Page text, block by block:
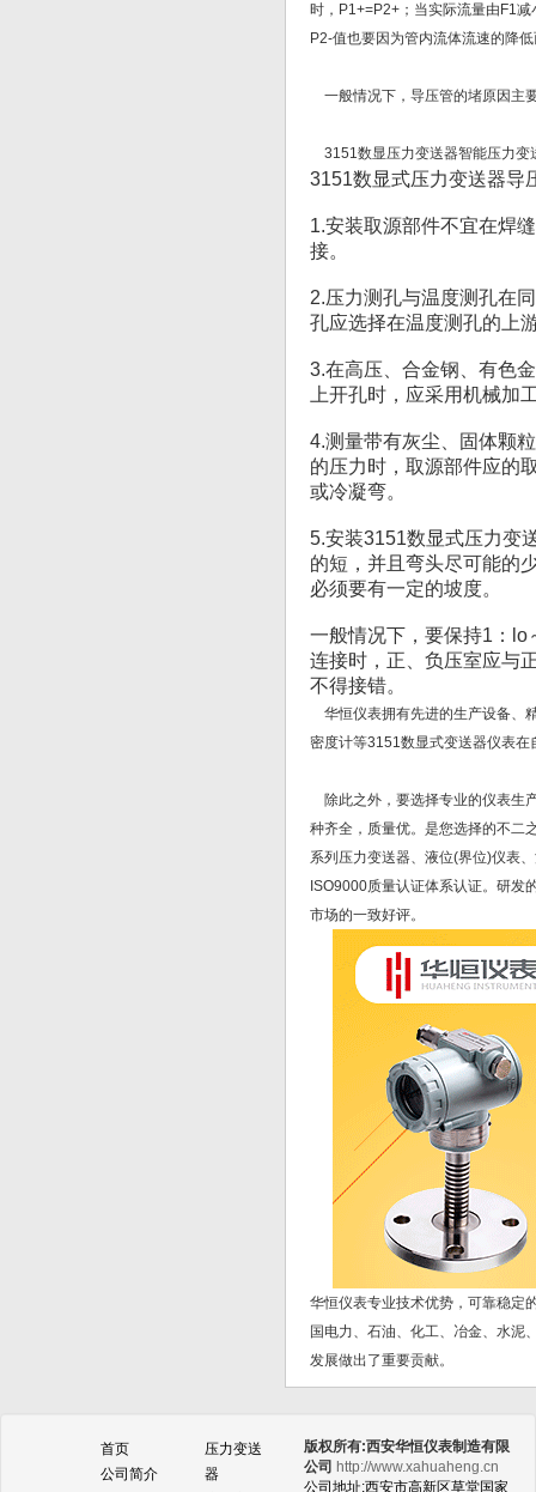
时，P1+=P2+；当实际流量由F1
P2-值也要因为管内流体流速的降
一般情况下，导压管的堵原因主
3151数显压力变送器智能压力变
3151数显式压力变送器导
1.安装取源部件不宜在焊
接。
2.压力测孔与温度测孔在
孔应选择在温度测孔的上
3.在高压、合金钢、有色
上开孔时，应采用机械加
4.测量带有灰尘、固体颗
的压力时，取源部件应的
或冷凝弯。
5.安装3151数显式压力变
的短，并且弯头尽可能的
必须要有一定的坡度。
一般情况下，要保持1：lo
连接时，正、负压室应与
不得接错。
华恒仪表拥有先进的生产设备、
密度计等3151数显式变送器仪表
除此之外，要选择专业的仪表生
种齐全，质量优。是您选择的不二
系列压力变送器、液位(界位)仪表
ISO9000质量认证体系认证。研发
市场的一致好评。
华恒仪表专业技术优势，可靠稳定
国电力、石油、化工、冶金、水泥
发展做出了重要贡献。
首页
公司简介
压力变送
器
版权所有:西安华恒仪表制造有限
公司 http://www.xahuaheng.cn
公司地址:西安市高新区草堂国家